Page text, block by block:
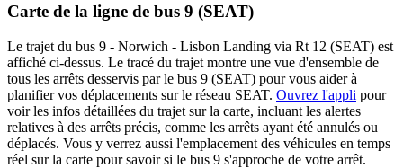
Carte de la ligne de bus 9 (SEAT)
Le trajet du bus 9 - Norwich - Lisbon Landing via Rt 12 (SEAT) est
affiché ci-dessus. Le tracé du trajet montre une vue d'ensemble de
tous les arrêts desservis par le bus 9 (SEAT) pour vous aider à
planifier vos déplacements sur le réseau SEAT. Ouvrez l'appli pour
voir les infos détaillées du trajet sur la carte, incluant les alertes
relatives à des arrêts précis, comme les arrêts ayant été annulés ou
déplacés. Vous y verrez aussi l'emplacement des véhicules en temps
réel sur la carte pour savoir si le bus 9 s'approche de votre arrêt.